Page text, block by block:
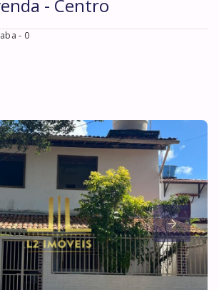
- Centro
- 0